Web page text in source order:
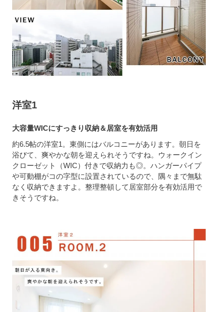
洋室1
大容量WICにすっきり収納＆居室を有効活用
約6.5帖の洋室1。東側にはバルコニーがあります。朝日を
浴びて、爽やかな朝を迎えられそうですね。ウォークイン
クローゼット（WIC）付きで収納力も◎。ハンガーパイプ
や可動棚がコの字型に設置されているので、隅々まで無駄
なく収納できますよ。整理整頓して居室部分を有効活用で
きそうですね。